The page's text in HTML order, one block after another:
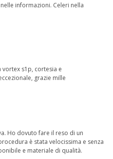
informazioni. Celeri nella
s1p, cortesia e
grazie mille
Ho dovuto fare il reso di un
è stata velocissima e senza
e materiale di qualità.